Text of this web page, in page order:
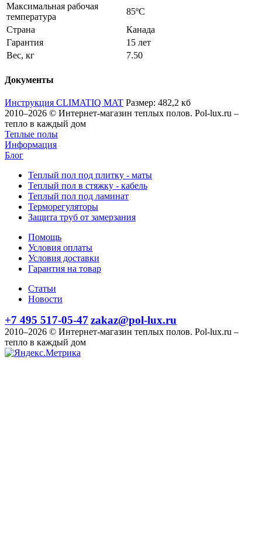
Максимальная рабочая
температура
85ºС
Страна
Канада
Гарантия
15 лет
Вес, кг
7.50
Документы
Инструкция CLIMATIQ MAT Размер: 482,2 кб
2010–2026 © Интернет-магазин теплых полов. Pol-lux.ru –
тепло в каждый дом
Теплые полы
Информация
Блог
Теплый пол под плитку - маты
Теплый пол в стяжку - кабель
Теплый пол под ламинат
Терморегуляторы
Защита труб от замерзания
Помощь
Условия оплаты
Условия доставки
Гарантия на товар
Статьи
Новости
+7 495 517-05-47 zakaz@pol-lux.ru
2010–2026 © Интернет-магазин теплых полов. Pol-lux.ru –
тепло в каждый дом